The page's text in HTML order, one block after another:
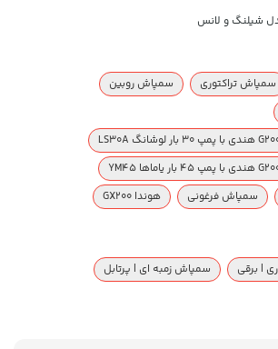
سمپاش تراکتوری
سمپاش روبین
سمپاش فرغونی هوندا GX200
| برقی
سمپاش زمبه ای | پرتابل